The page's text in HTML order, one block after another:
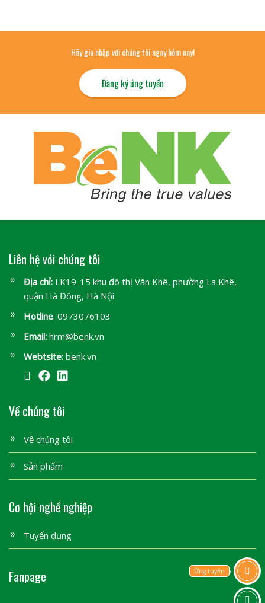
Hãy gia nhập với chúng tôi ngay hôm nay!
Đăng ký ứng tuyển
Liên hệ với chúng tôi
Địa chỉ: LK19-15 khu đô thị Văn Khê, phường La Khê,
quận Hà Đông, Hà Nội
Hotline: 0973076103
Email: hrm@benk.vn
Webtsite: benk.vn
Về chúng tôi
Về chúng tôi
Sản phẩm
Cơ hội nghề nghiệp
Tuyển dụng
Fanpage Ứng tuyển